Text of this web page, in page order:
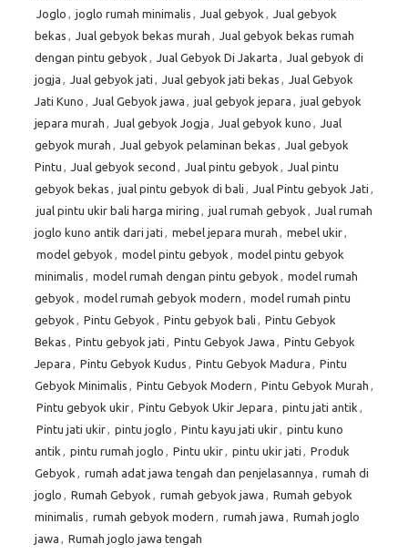
Joglo , joglo rumah minimalis , Jual gebyok , Jual gebyok
bekas , Jual gebyok bekas murah , Jual gebyok bekas rumah
dengan pintu gebyok , Jual Gebyok Di Jakarta , Jual gebyok di
jogja , Jual gebyok jati , Jual gebyok jati bekas , Jual Gebyok
Jati Kuno , Jual Gebyok jawa , jual gebyok jepara , jual gebyok
jepara murah , Jual gebyok Jogja , Jual gebyok kuno , Jual
gebyok murah , Jual gebyok pelaminan bekas , Jual gebyok
Pintu , Jual gebyok second , Jual pintu gebyok , Jual pintu
gebyok bekas , jual pintu gebyok di bali , Jual Pintu gebyok Jati ,
jual pintu ukir bali harga miring , jual rumah gebyok , Jual rumah
joglo kuno antik dari jati , mebel jepara murah , mebel ukir,
model gebyok , model pintu gebyok , model pintu gebyok
minimalis , model rumah dengan pintu gebyok , model rumah
gebyok , model rumah gebyok modern , model rumah pintu
gebyok , Pintu Gebyok , Pintu gebyok bali , Pintu Gebyok
Bekas , Pintu gebyok jati , Pintu Gebyok Jawa , Pintu Gebyok
Jepara , Pintu Gebyok Kudus , Pintu Gebyok Madura , Pintu
Gebyok Minimalis , Pintu Gebyok Modern , Pintu Gebyok Murah ,
Pintu gebyok ukir, Pintu Gebyok Ukir Jepara , pintu jati antik ,
Pintu jati ukir, pintu joglo , Pintu kayu jati ukir, pintu kuno
antik , pintu rumah joglo , Pintu ukir, pintu ukir jati , Produk
Gebyok , rumah adat jawa tengah dan penjelasannya , rumah di
joglo , Rumah Gebyok , rumah gebyok jawa , Rumah gebyok
minimalis , rumah gebyok modern , rumah jawa , Rumah joglo
jawa , Rumah joglo jawa tengah